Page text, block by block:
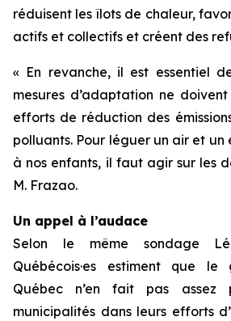
réduisent les îlots de chaleur,
actifs et collectifs et créent des
« En revanche, il est essentiel
mesures d’adaptation ne
efforts de réduction des
polluants. Pour léguer un air et un
à nos enfants, il faut agir sur les
M. Frazao.
Un appel à l’audace
Selon le même sondage
Québécois·es estiment que le
Québec n’en fait pas assez
municipalités dans leurs efforts